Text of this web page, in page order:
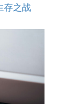
存之战